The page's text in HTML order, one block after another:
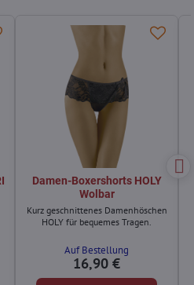
Damen-Boxershorts HOLY
Wolbar
Kurz geschnittenes Damenhöschen
HOLY für bequemes Tragen.
Auf Bestellung
16,90 €